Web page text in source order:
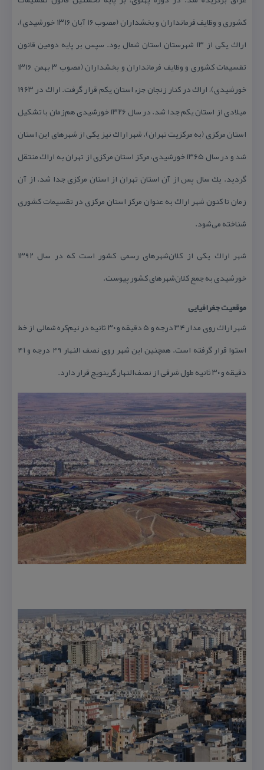
كشوری و وظایف فرمانداران و بخشداران (مصوب ۱۶ آبان ۱۳۱۶ خورشیدی)،
اراك یكی از ۱۳ شهرستان استان شمال بود. سپس بر پایه دومین قانون
تقسیمات كشوری و وظایف فرمانداران و بخشداران (مصوب ۳ بهمن ۱۳۱۶
خورشیدی)، اراك در كنار زنجان جزء استان یكم قرار گرفت. اراك در ۱۹۶۳
میلادی از استان یكم جدا شد. در سال ۱۳۲۶ خورشیدی هم‌زمان با تشكیل
استان مركزی (به مركزیت تهران)، شهر اراك نیز یكی از شهرهای این استان
شد و در سال ۱۳۶۵ خورشیدی، مركز استان مركزی از تهران به اراك منتقل
گردید. یك سال پس از آن استان تهران از استان مركزی جدا شد. از آن
زمان تا كنون شهر اراك به عنوان مركز استان مركزی در تقسیمات كشوری
شناخته می‌شود.
شهر اراك یكی از كلان‌شهرهای رسمی كشور است كه در سال ۱۳۹۲
خورشیدی به جمع كلان‌شهرهای كشور پیوست.
موقعیت جغرافیایی
شهر اراك روی مدار ۳۴ درجه و ۵ دقیقه و ۳۰ ثانیه در نیم‌كره شمالی از خط
استوا قرار گرفته است. همچنین این شهر روی نصف النهار ۴۹ درجه و ۴۱
دقیقه و ۳۰ ثانیه طول شرقی از نصف‌النهار گرینویچ قرار دارد.